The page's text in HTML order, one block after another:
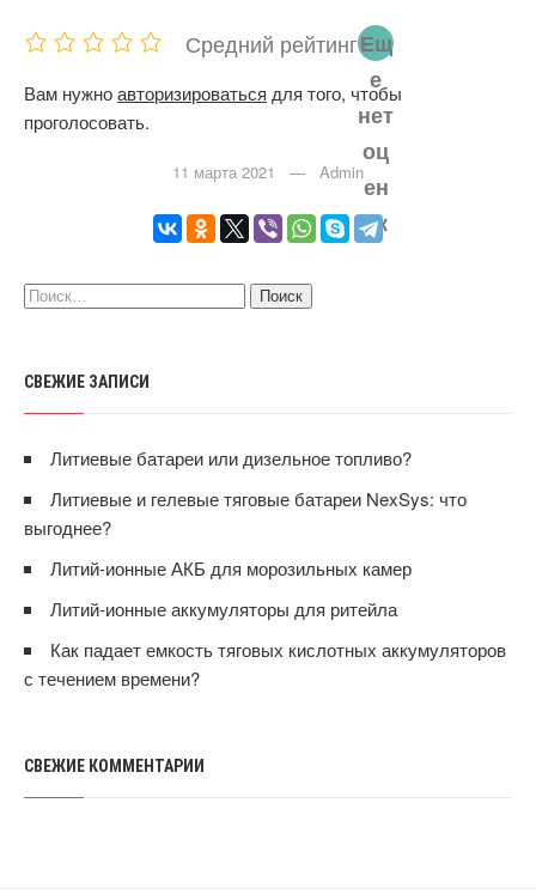
Средний рейтингЕщ
е
нет
оц
ен
ок
Вам нужноавторизироваться для того, чтобы
проголосовать.
11 марта 2021 — Admin
СВЕЖИЕ ЗАПИСИ
Литиевые батареи или дизельное топливо?
Литиевые и гелевые тяговые батареи NexSys: что
выгоднее?
Литий-ионные АКБ для морозильных камер
Литий-ионные аккумуляторы для ритейла
Как падает емкость тяговых кислотных аккумуляторов
с течением времени?
СВЕЖИЕ КОММЕНТАРИИ